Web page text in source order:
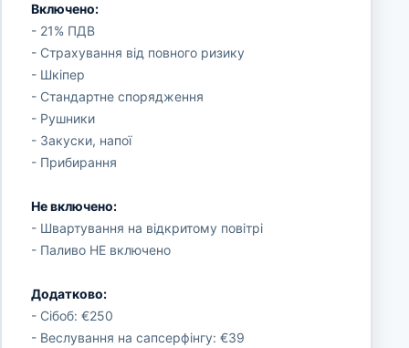
Включено:
- 21% ПДВ
- Страхування від повного ризику
- Шкіпер
- Стандартне спорядження
- Рушники
- Закуски, напої
- Прибирання
Не включено:
- Швартування на відкритому повітрі
- Паливо НЕ включено
Додатково:
- Сібоб: €250
- Веслування на сапсерфінгу: €39